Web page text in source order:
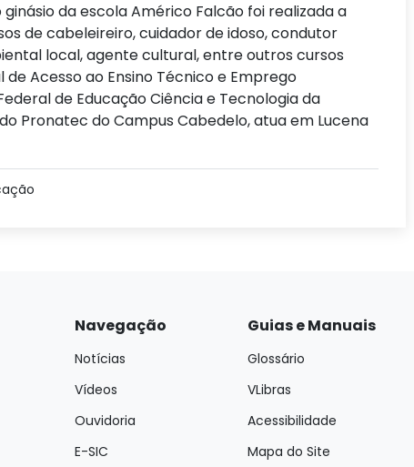
da escola Américo Falcão foi realizada a
de cabeleireiro, cuidador de idoso, condutor
local, agente cultural, entre outros cursos
Acesso ao Ensino Técnico e Emprego
de Educação Ciência e Tecnologia da
Pronatec do Campus Cabedelo, atua em Lucena
Navegação
Notícias
Vídeos
Ouvidoria
E-SIC
Guias e Manuais
Glossário
VLibras
Acessibilidade
Mapa do Site